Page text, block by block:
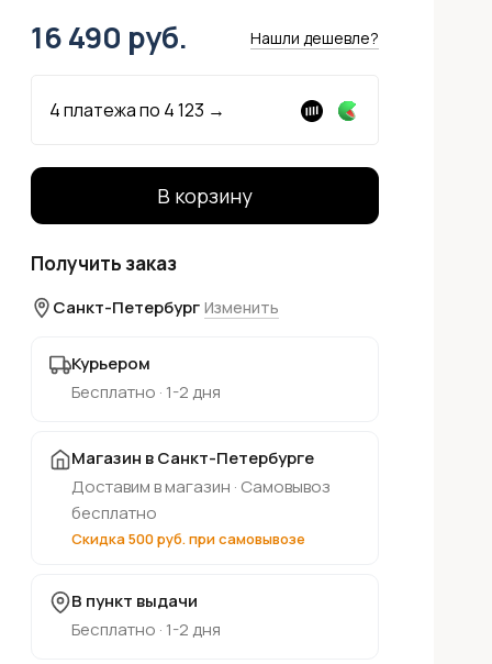
16 490 руб. Нашли дешевле?
4 платежа по 4 123 →
В корзину
Получить заказ
Санкт-Петербург Изменить
Курьером
Бесплатно · 1-2 дня
Магазин в Санкт-Петербурге
Доставим в магазин · Самовывоз
бесплатно
Скидка 500 руб. при самовывозе
В пункт выдачи
Бесплатно · 1-2 дня